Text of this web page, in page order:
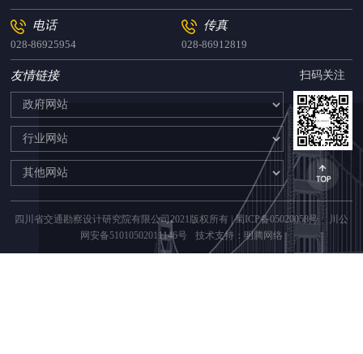
电话
028-86925954
传真
028-86912819
友情链接 扫码关注
四川省交通勘察设计研究院有限公司2021版权所有 |蜀ICP备05020058号
川公
网安备51010502011146号
技术支持：明腾网络